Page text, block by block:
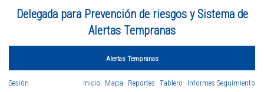
Delegada para Prevención de riesgos y Sistema de
Alertas Tempranas
Alertas Tempranas
Inicio Mapa Reportes Tablero Informes Seguimiento
Sesión